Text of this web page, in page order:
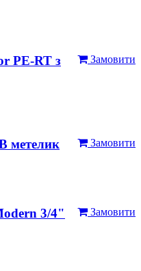
Замовити
PE-RT з
Замовити
метелик
Замовити
3/4"